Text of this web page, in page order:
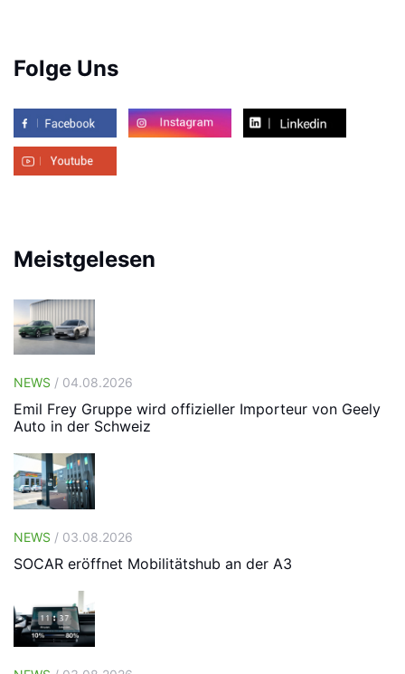
Folge Uns
Meistgelesen
NEWS / 04.08.2026
Emil Frey Gruppe wird offizieller Importeur von Geely
Auto in der Schweiz
NEWS / 03.08.2026
SOCAR eröffnet Mobilitätshub an der A3